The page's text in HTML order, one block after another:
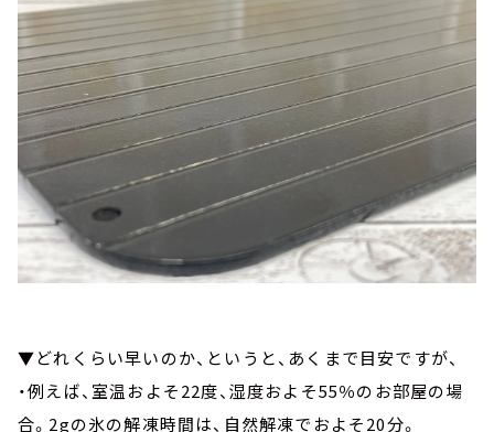
▼どれくらい早いのか、というと、あくまで目安ですが、
・例えば、室温およそ22度、湿度およそ55％のお部屋の場
合。2gの氷の解凍時間は、自然解凍でおよそ20分。